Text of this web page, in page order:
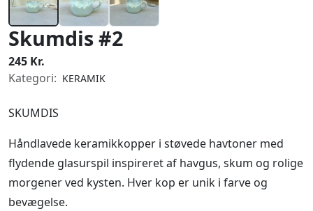
Skumdis #2
245 Kr.
Kategori: KERAMIK
SKUMDIS
Håndlavede keramikkopper i støvede havtoner med
flydende glasurspil inspireret af havgus, skum og rolige
morgener ved kysten. Hver kop er unik i farve og
bevægelse.